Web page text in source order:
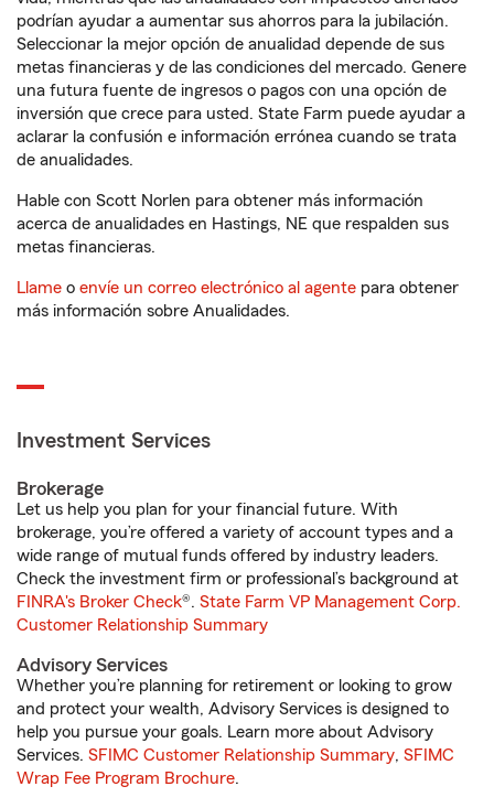
podrían ayudar a aumentar sus ahorros para la jubilación.
Seleccionar la mejor opción de anualidad depende de sus
metas financieras y de las condiciones del mercado. Genere
una futura fuente de ingresos o pagos con una opción de
inversión que crece para usted. State Farm puede ayudar a
aclarar la confusión e información errónea cuando se trata
de anualidades.
Hable con Scott Norlen para obtener más información
acerca de anualidades en Hastings, NE que respalden sus
metas financieras.
Llame o envíe un correo electrónico al agente para obtener
más información sobre Anualidades.
Investment Services
Brokerage
Let us help you plan for your financial future. With
brokerage, you’re offered a variety of account types and a
wide range of mutual funds offered by industry leaders.
Check the investment firm or professional’s background at
FINRA's Broker Check®. State Farm VP Management Corp.
Customer Relationship Summary
Advisory Services
Whether you’re planning for retirement or looking to grow
and protect your wealth, Advisory Services is designed to
help you pursue your goals. Learn more about Advisory
Services. SFIMC Customer Relationship Summary, SFIMC
Wrap Fee Program Brochure.